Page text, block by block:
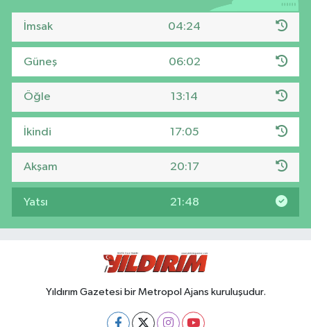
İmsak 04:24
Güneş 06:02
Öğle 13:14
İkindi 17:05
Akşam 20:17
Yatsı 21:48
Yıldırım Gazetesi bir Metropol Ajans kuruluşudur.